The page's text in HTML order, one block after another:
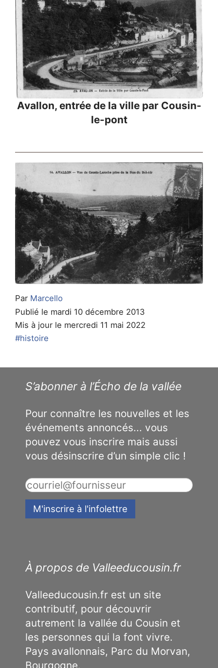
Avallon, entrée de la ville par Cousin-
le-pont
Par Marcello
Publié le mardi 10 décembre 2013
Mis à jour le mercredi 11 mai 2022
#histoire
S’abonner à l’Écho de la vallée
Pour connaître les nouvelles et les
événements annoncés... vous
pouvez vous inscrire mais aussi
vous désinscrire d’un simple clic !
À propos de Valleeducousin.fr
Valleeducousin.fr est un site
contributif, pour découvrir
autrement la vallée du Cousin et
les personnes qui la font vivre.
Pays avallonnais, Parc du Morvan,
Bourgogne.